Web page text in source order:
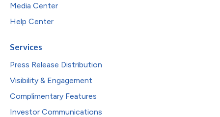
Media Center
Help Center
Services
Press Release Distribution
Visibility & Engagement
Complimentary Features
Investor Communications